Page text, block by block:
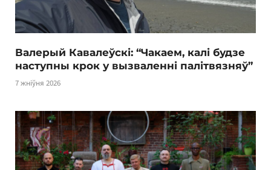
Валерый Кавалеўскі: “Чакаем, калі будзе
наступны крок у вызваленні палітвязняў”
7 жніўня 2026